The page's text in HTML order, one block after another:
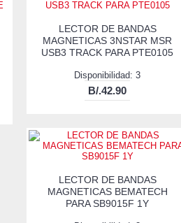
LECTOR DE BANDAS
MAGNETICAS 3NSTAR MSR
USB3 TRACK PARA PTE0105
Disponibilidad: 3
B/.42.90
LECTOR DE BANDAS
MAGNETICAS BEMATECH
PARA SB9015F 1Y